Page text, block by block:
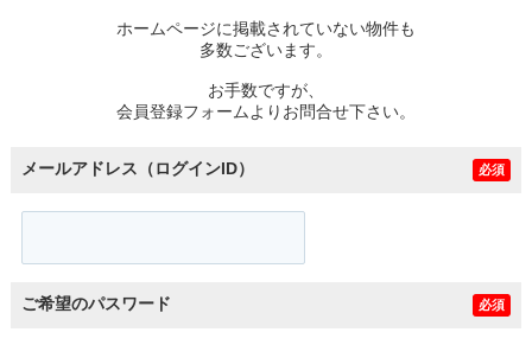
ホームページに掲載されていない物件も
多数ございます。
お手数ですが、
会員登録フォームよりお問合せ下さい。
メールアドレス（ログインID） 必須
ご希望のパスワード 必須